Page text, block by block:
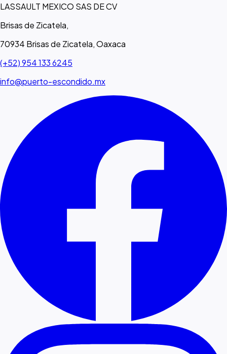
LASSAULT MEXICO SAS DE CV
Brisas de Zicatela,
70934 Brisas de Zicatela, Oaxaca
(+52) 954 133 6245
info@puerto-escondido.mx